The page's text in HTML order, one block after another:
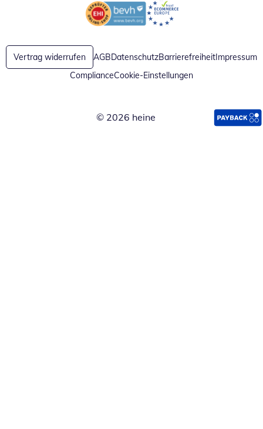
Öffnet in neuem FensterÖffnet in neuem Fenster
Vertrag widerrufen AGBDatenschutzBarrierefreiheitImpressum
ComplianceCookie-Einstellungen
© 2026 heine